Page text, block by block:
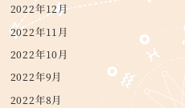
2022年12月
2022年11月
2022年10月
2022年9月
2022年8月